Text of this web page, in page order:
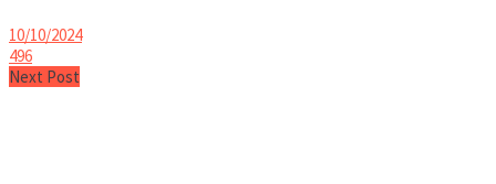
10/10/2024
496
Next Post